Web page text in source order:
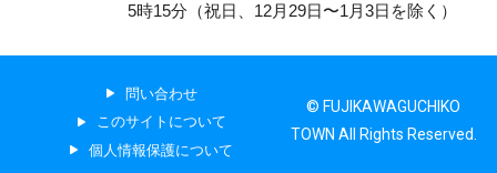
5時15分（祝日、12月29日〜1月3日を除く）
問い合わせ
このサイトについて
個人情報保護について
© FUJIKAWAGUCHIKO
TOWN All Rights Reserved.